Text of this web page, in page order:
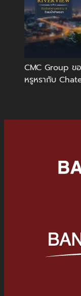
CMC Group ข
หรูหรากับ